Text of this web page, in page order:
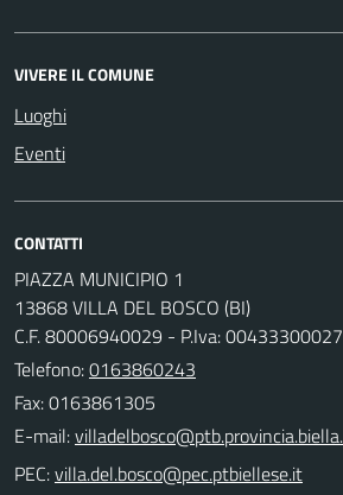
VIVERE IL COMUNE
Luoghi
Eventi
CONTATTI
PIAZZA MUNICIPIO 1
13868 VILLA DEL BOSCO (BI)
C.F. 80006940029 - P.Iva: 00433300027
Telefono:0163860243
Fax: 0163861305
E-mail:
PEC: